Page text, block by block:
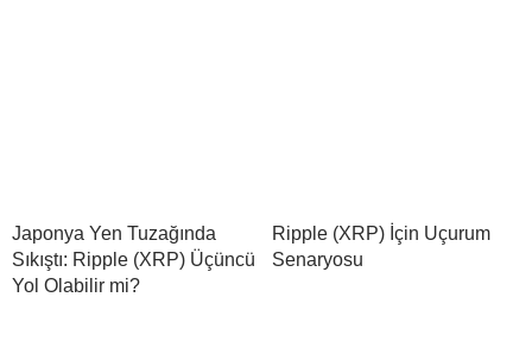
Japonya Yen Tuzağında
Sıkıştı: Ripple (XRP) Üçüncü
Yol Olabilir mi?
Ripple (XRP) İçin Uçurum
Senaryosu